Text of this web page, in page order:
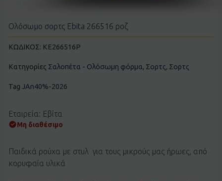
Ολόσωμο σορτς Ebita 266516 ροζ
ΚΩΔΙΚΟΣ: KE266516P
Κατηγορίες Σαλοπέτα - Ολόσωμη φόρμα, Σορτς, Σορτς
Tag JAn40%-2026
Εταιρεία: Εβίτα
Μη διαθέσιμο
Παιδικά ρούχα με στυλ για τους μικρούς μας ήρωες, από
κορυφαία υλικά